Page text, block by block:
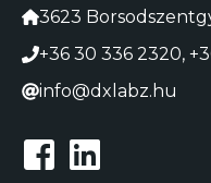
3623
+36 30 336 2320,
info@dxlabz.hu